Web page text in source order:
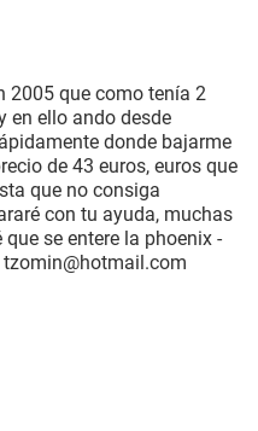
2005 que como tenía 2
en ello ando desde
donde bajarme
de 43 euros, euros que
que no consiga
con tu ayuda, muchas
se entere la phoenix -